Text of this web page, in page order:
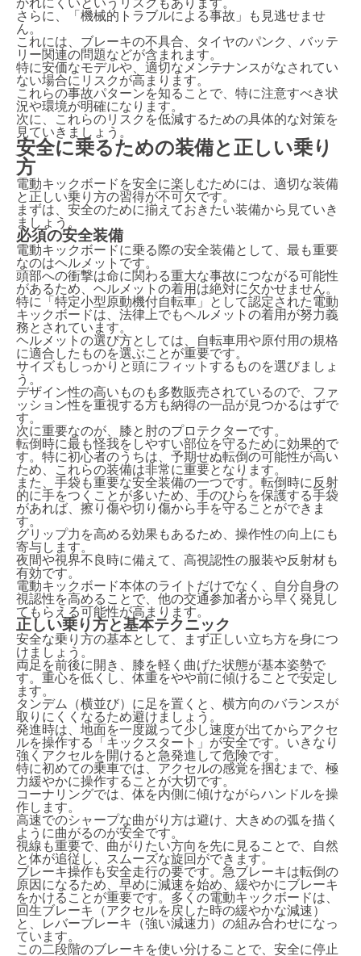
かれにくいというリスクもあります。
さらに、「機械的トラブルによる事故」も見逃せませ
ん。
これには、ブレーキの不具合、タイヤのパンク、バッテ
リー関連の問題などが含まれます。
特に安価なモデルや、適切なメンテナンスがなされてい
ない場合にリスクが高まります。
これらの事故パターンを知ることで、特に注意すべき状
況や環境が明確になります。
次に、これらのリスクを低減するための具体的な対策を
見ていきましょう。
安全に乗るための装備と正しい乗り
方
電動キックボードを安全に楽しむためには、適切な装備
と正しい乗り方の習得が不可欠です。
まずは、安全のために揃えておきたい装備から見ていき
ましょう。
必須の安全装備
電動キックボードに乗る際の安全装備として、最も重要
なのはヘルメットです。
頭部への衝撃は命に関わる重大な事故につながる可能性
があるため、ヘルメットの着用は絶対に欠かせません。
特に「特定小型原動機付自転車」として認定された電動
キックボードは、法律上でもヘルメットの着用が努力義
務とされています。
ヘルメットの選び方としては、自転車用や原付用の規格
に適合したものを選ぶことが重要です。
サイズもしっかりと頭にフィットするものを選びましょ
う。
デザイン性の高いものも多数販売されているので、ファ
ッション性を重視する方も納得の一品が見つかるはずで
す。
次に重要なのが、膝と肘のプロテクターです。
転倒時に最も怪我をしやすい部位を守るために効果的で
す。特に初心者のうちは、予期せぬ転倒の可能性が高い
ため、これらの装備は非常に重要となります。
また、手袋も重要な安全装備の一つです。転倒時に反射
的に手をつくことが多いため、手のひらを保護する手袋
があれば、擦り傷や切り傷から手を守ることができま
す。
グリップ力を高める効果もあるため、操作性の向上にも
寄与します。
夜間や視界不良時に備えて、高視認性の服装や反射材も
有効です。
電動キックボード本体のライトだけでなく、自分自身の
視認性を高めることで、他の交通参加者から早く発見し
てもらえる可能性が高まります。
正しい乗り方と基本テクニック
安全な乗り方の基本として、まず正しい立ち方を身につ
けましょう。
両足を前後に開き、膝を軽く曲げた状態が基本姿勢で
す。重心を低くし、体重をやや前に傾けることで安定し
ます。
タンデム（横並び）に足を置くと、横方向のバランスが
取りにくくなるため避けましょう。
発進時は、地面を一度蹴って少し速度が出てからアクセ
ルを操作する「キックスタート」が安全です。いきなり
強くアクセルを開けると急発進して危険です。
特に初めての乗車では、アクセルの感覚を掴むまで、極
力緩やかに操作することが大切です。
コーナリングでは、体を内側に傾けながらハンドルを操
作します。
高速でのシャープな曲がり方は避け、大きめの弧を描く
ように曲がるのが安全です。
視線も重要で、曲がりたい方向を先に見ることで、自然
と体が追従し、スムーズな旋回ができます。
ブレーキ操作も安全走行の要です。急ブレーキは転倒の
原因になるため、早めに減速を始め、緩やかにブレーキ
をかけることが重要です。多くの電動キックボードは、
回生ブレーキ（アクセルを戻した時の緩やかな減速）
と、レバーブレーキ（強い減速力）の組み合わせになっ
ています。
この二段階のブレーキを使い分けることで、安全に停止